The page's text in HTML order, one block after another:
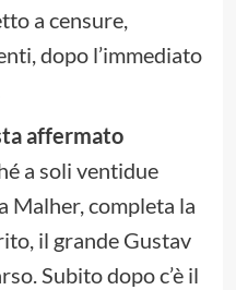
a censure,
dopo l’immediato
affermato
a soli ventidue
Malher, completa la
il grande Gustav
Subito dopo c’è il